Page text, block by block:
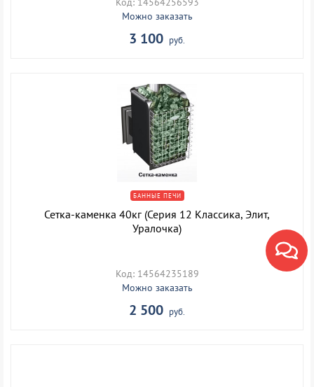
Можно заказать
3 100 руб.
БАННЫЕ ПЕЧИ
Сетка-каменка 40кг (Серия 12 Классика, Элит,
Уралочка)
Код: 14564235189
Можно заказать
2 500 руб.